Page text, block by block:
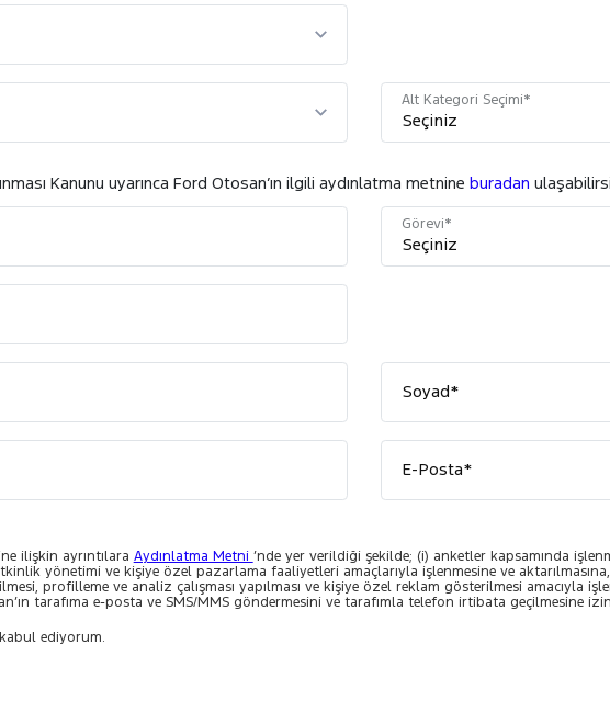
Alt Kategori Seçimi*
Kanunu uyarınca Ford Otosan’ın ilgili aydınlatma metnine buradan
Görevi*
Soyad*
E-Posta*
ilişkin ayrıntılara Aydınlatma Metni ’nde yer verildiği şekilde; (i) anketler kapsamında
yönetimi ve kişiye özel pazarlama faaliyetleri amaçlarıyla işlenmesine ve
profilleme ve analiz çalışması yapılması ve kişiye özel reklam gösterilmesi amacıyla
tarafıma e-posta ve SMS/MMS göndermesini ve tarafımla telefon irtibata geçilmesine
ediyorum.